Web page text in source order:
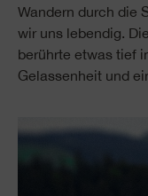
Wandern durch die
wir uns lebendig.
berührte etwas tief
Gelassenheit und